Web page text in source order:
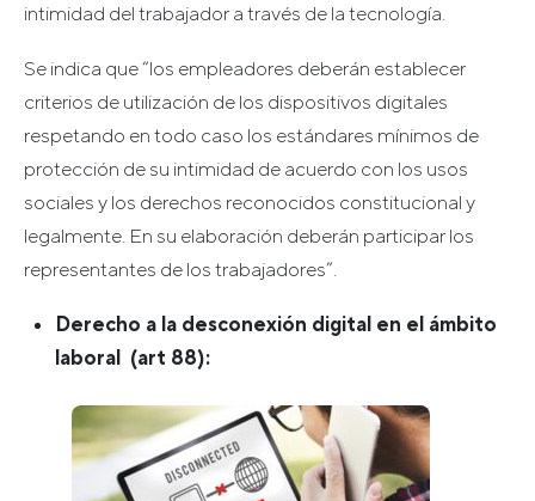
intimidad del trabajador a través de la tecnología.
Se indica que “los empleadores deberán establecer
criterios de utilización de los dispositivos digitales
respetando en todo caso los estándares mínimos de
protección de su intimidad de acuerdo con los usos
sociales y los derechos reconocidos constitucional y
legalmente. En su elaboración deberán participar los
representantes de los trabajadores”.
Derecho a la desconexión digital en el ámbito
laboral (art 88):